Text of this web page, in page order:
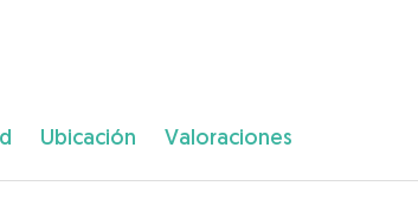
Ubicación Valoraciones